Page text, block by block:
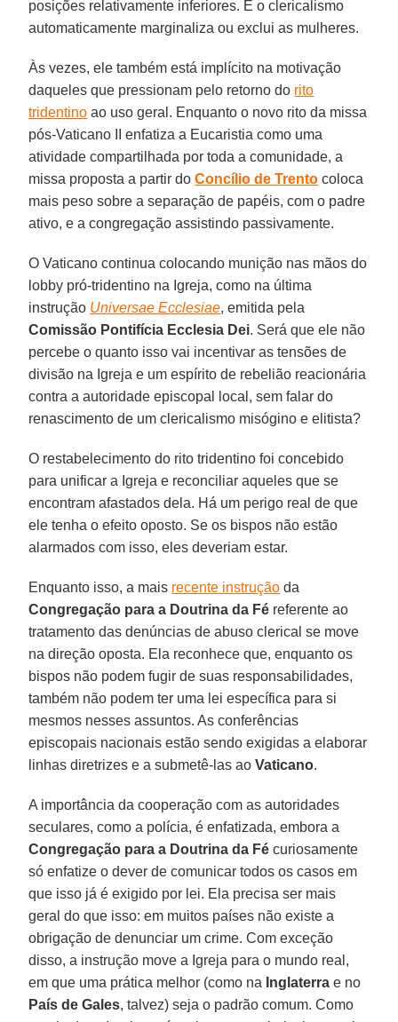
posições relativamente inferiores. E o clericalismo
automaticamente marginaliza ou exclui as mulheres.
Às vezes, ele também está implícito na motivação
daqueles que pressionam pelo retorno do rito
tridentino ao uso geral. Enquanto o novo rito da missa
pós-Vaticano II enfatiza a Eucaristia como uma
atividade compartilhada por toda a comunidade, a
missa proposta a partir doConcílio de Trento coloca
mais peso sobre a separação de papéis, com o padre
ativo, e a congregação assistindo passivamente.
O Vaticano continua colocando munição nas mãos do
lobby pró-tridentino na Igreja, como na última
instrução Universae Ecclesiae, emitida pela
Comissão Pontifícia Ecclesia Dei. Será que ele não
percebe o quanto isso vai incentivar as tensões de
divisão na Igreja e um espírito de rebelião reacionária
contra a autoridade episcopal local, sem falar do
renascimento de um clericalismo misógino e elitista?
O restabelecimento do rito tridentino foi concebido
para unificar a Igreja e reconciliar aqueles que se
encontram afastados dela. Há um perigo real de que
ele tenha o efeito oposto. Se os bispos não estão
alarmados com isso, eles deveriam estar.
Enquanto isso, a mais recente instrução da
Congregação para a Doutrina da Fé referente ao
tratamento das denúncias de abuso clerical se move
na direção oposta. Ela reconhece que, enquanto os
bispos não podem fugir de suas responsabilidades,
também não podem ter uma lei específica para si
mesmos nesses assuntos. As conferências
episcopais nacionais estão sendo exigidas a elaborar
linhas diretrizes e a submetê-las aoVaticano.
A importância da cooperação com as autoridades
seculares, como a polícia, é enfatizada, embora a
Congregação para a Doutrina da Fé curiosamente
só enfatize o dever de comunicar todos os casos em
que isso já é exigido por lei. Ela precisa ser mais
geral do que isso: em muitos países não existe a
obrigação de denunciar um crime. Com exceção
disso, a instrução move a Igreja para o mundo real,
em que uma prática melhor (como na Inglaterra e no
País de Gales, talvez) seja o padrão comum. Como